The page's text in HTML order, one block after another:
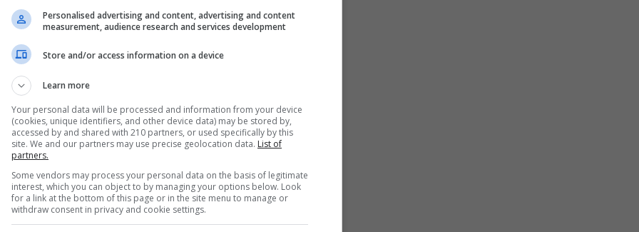
Yahoo Sports, los Knicks pondrían en la oferta a
y Kevin Knox, todo con el objetivo de
Davis.
también se refirió Kevin Durant, quien en su
el Oklahoma City Thunder por la gran oferta
dijo que Anthony “haga lo que quiera,
se burla del presidente de EE.UU. Donald
cierra el Gobierno. Esto es baloncesto”.
Personalised advertising and content, advertising and content
measurement, audience research and services development
Store and/or access information on a device
Learn more
Your personal data will be processed and information from your device
(cookies, unique identifiers, and other device data) may be stored by,
accessed by and shared with 210 partners, or used specifically by this
site. We and our partners may use precise geolocation data. List of
partners.
Some vendors may process your personal data on the basis of legitimate
interest, which you can object to by managing your options below. Look
for a link at the bottom of this page or in the site menu to manage or
withdraw consent in privacy and cookie settings.